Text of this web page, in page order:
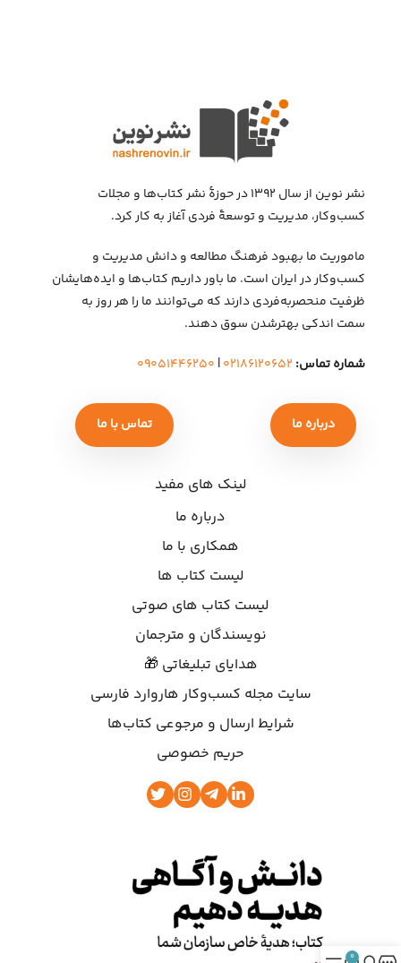
نشر نوین از سال ۱۳۹۲ در حوزهٔ نشر کتاب‌ها و مجلات
کسب‌وکار، مدیریت و توسعهٔ فردی آغاز به کار کرد.
ماموریت ما بهبود فرهنگ مطالعه و دانش مدیریت و
کسب‌وکار در ایران است. ما باور داریم کتاب‌ها و ایده‌هایشان
ظرفیت منحصربه‌فردی دارند که می‌توانند ما را هر روز به
سمت اندکی بهتر‌شدن سوق دهند.
شماره تماس: ۰۲۱۸۶۱۲۰۶۵۲| ۰۹۰۵۱۴۴۶۲۵۰
درباره ما تماس با ما
لینک های مفید
درباره ما
همکاری با ما
لیست کتاب ها
لیست کتاب های صوتی
نویسندگان و مترجمان
هدایای تبلیغاتی 🎁
سایت مجله کسب‌وکار هاروارد فارسی
شرایط ارسال و مرجوعی کتاب‌ها
حریم خصوصی
0